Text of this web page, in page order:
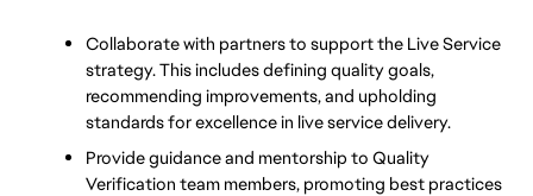
Collaborate with partners to support the Live Service
strategy. This includes defining quality goals,
recommending improvements, and upholding
standards for excellence in live service delivery.
Provide guidance and mentorship to Quality
Verification team members, promoting best practices